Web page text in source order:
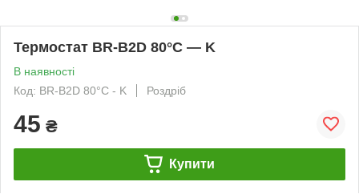
Термостат BR-B2D 80°C — K
В наявності
Код: BR-B2D 80°C - K
Роздріб
45 ₴
Купити